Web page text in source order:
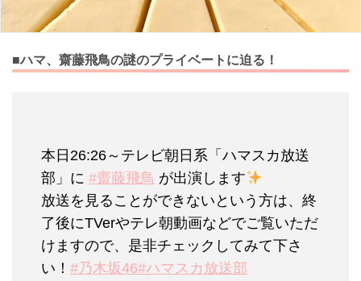
■ハマ、齋藤飛鳥の謎のプライベートに迫る！
本日26:26～テレビ朝日系「ハマスカ放送
部」に #齋藤飛鳥 が出演します
放送を見ることができないという方は、終
了後にTVerやテレ朝動画などでご覧いただ
けますので、是非チェックしてみて下さ
い！ #乃木坂46#ハマスカ放送部